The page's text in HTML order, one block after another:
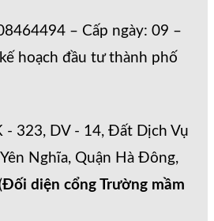
– Cấp ngày: 09 –
hoạch đầu tư thành phố
- 323, DV - 14, Đất Dịch Vụ
Nghĩa, Quận Hà Đông,
Đối diện cổng Trường mầm